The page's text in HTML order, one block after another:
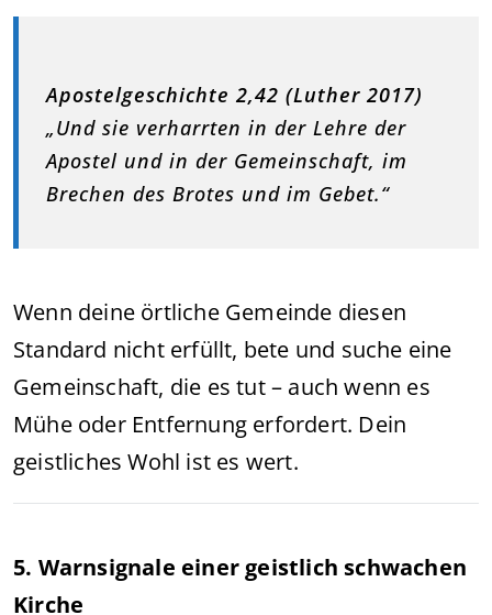
Apostelgeschichte 2,42 (Luther 2017)
„Und sie verharrten in der Lehre der
Apostel und in der Gemeinschaft, im
Brechen des Brotes und im Gebet.“
Wenn deine örtliche Gemeinde diesen
Standard nicht erfüllt, bete und suche eine
Gemeinschaft, die es tut – auch wenn es
Mühe oder Entfernung erfordert. Dein
geistliches Wohl ist es wert.
5. Warnsignale einer geistlich schwachen
Kirche